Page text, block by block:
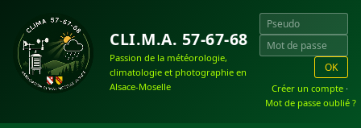
CLI.M.A. 57-67-68
Passion de la météorologie,
climatologie et photographie en
Alsace-Moselle
OK
Créer un compte ·
Mot de passe oublié ?